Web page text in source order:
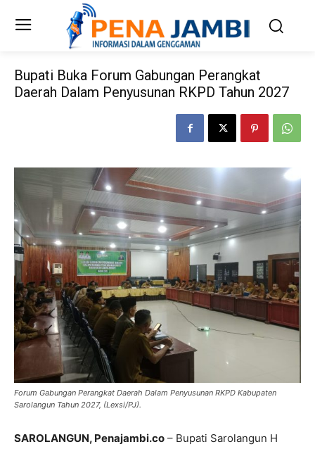
Bupati Buka Forum Gabungan Perangkat
Daerah Dalam Penyusunan RKPD Tahun 2027
Forum Gabungan Perangkat Daerah Dalam Penyusunan RKPD Kabupaten
Sarolangun Tahun 2027, (Lexsi/PJ).
SAROLANGUN, Penajambi.co – Bupati Sarolangun H